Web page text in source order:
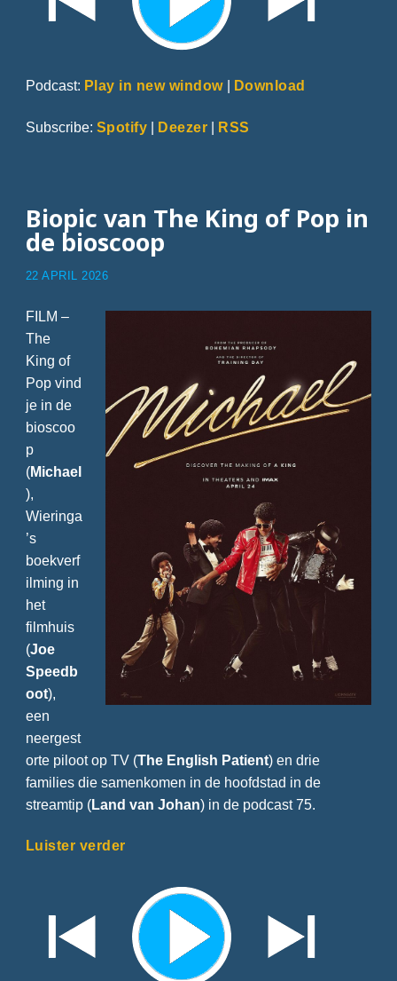
Podcast: Play in new window| Download
Subscribe: Spotify | Deezer | RSS
Biopic van The King of Pop in
de bioscoop
22 APRIL 2026
FILM –
The
King of
Pop vind
je in de
bioscoo
p
(Michael
),
Wieringa
’s
boekverf
ilming in
het
filmhuis
(Joe
Speedb
oot),
een
neergest
orte piloot op TV (The English Patient) en drie
families die samenkomen in de hoofdstad in de
streamtip (Land van Johan) in de podcast 75.
Luister verder